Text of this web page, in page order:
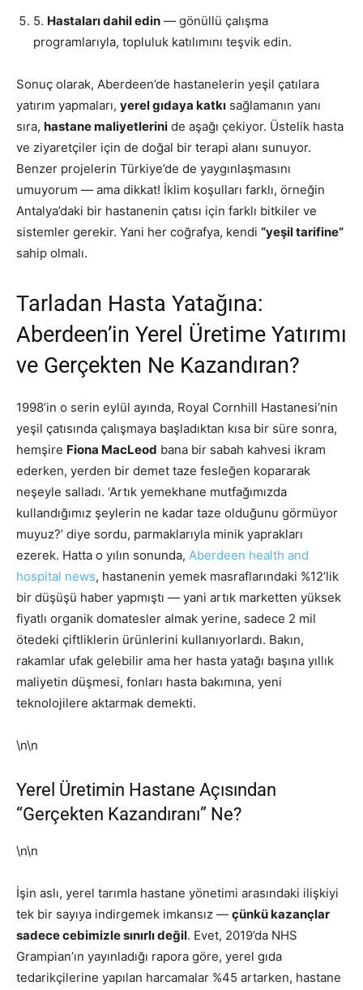
5. Hastaları dahil edin — gönüllü çalışma
programlarıyla, topluluk katılımını teşvik edin.
Sonuç olarak, Aberdeen’de hastanelerin yeşil çatılara
yatırım yapmaları, yerel gıdaya katkı sağlamanın yanı
sıra, hastane maliyetlerini de aşağı çekiyor. Üstelik hasta
ve ziyaretçiler için de doğal bir terapi alanı sunuyor.
Benzer projelerin Türkiye’de de yaygınlaşmasını
umuyorum — ama dikkat! İklim koşulları farklı, örneğin
Antalya’daki bir hastanenin çatısı için farklı bitkiler ve
sistemler gerekir. Yani her coğrafya, kendi “yeşil tarifine”
sahip olmalı.
Tarladan Hasta Yatağına:
Aberdeen’in Yerel Üretime Yatırımı
ve Gerçekten Ne Kazandıran?
1998’in o serin eylül ayında, Royal Cornhill Hastanesi’nin
yeşil çatısında çalışmaya başladıktan kısa bir süre sonra,
hemşire Fiona MacLeod bana bir sabah kahvesi ikram
ederken, yerden bir demet taze fesleğen kopararak
neşeyle salladı. ‘Artık yemekhane mutfağımızda
kullandığımız şeylerin ne kadar taze olduğunu görmüyor
muyuz?’ diye sordu, parmaklarıyla minik yaprakları
ezerek. Hatta o yılın sonunda, Aberdeen health and
hospital news, hastanenin yemek masraflarındaki %12’lik
bir düşüşü haber yapmıştı — yani artık marketten yüksek
fiyatlı organik domatesler almak yerine, sadece 2 mil
ötedeki çiftliklerin ürünlerini kullanıyorlardı. Bakın,
rakamlar ufak gelebilir ama her hasta yatağı başına yıllık
maliyetin düşmesi, fonları hasta bakımına, yeni
teknolojilere aktarmak demekti.
\n\n
Yerel Üretimin Hastane Açısından
“Gerçekten Kazandıranı” Ne?
\n\n
İşin aslı, yerel tarımla hastane yönetimi arasındaki ilişkiyi
tek bir sayıya indirgemek imkansız — çünkü kazançlar
sadece cebimizle sınırlı değil. Evet, 2019’da NHS
Grampian’ın yayınladığı rapora göre, yerel gıda
tedarikçilerine yapılan harcamalar %45 artarken, hastane